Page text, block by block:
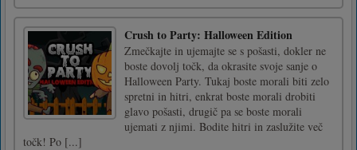
Crush to Party: Halloween Edition
Zmečkajte in ujemajte se s pošasti, dokler ne
boste dovolj točk, da okrasite svoje sanje o
Halloween Party. Tukaj boste morali biti zelo
spretni in hitri, enkrat boste morali drobiti
glavo pošasti, drugič pa se boste morali
ujemati z njimi. Bodite hitri in zaslužite več
točk! Po [...]